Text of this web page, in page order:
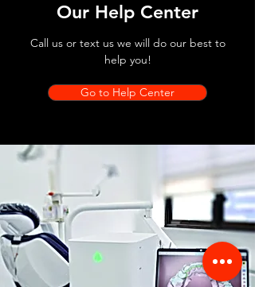
Our Help Center
Call us or text us we will do our best to
help you!
Go to Help Center